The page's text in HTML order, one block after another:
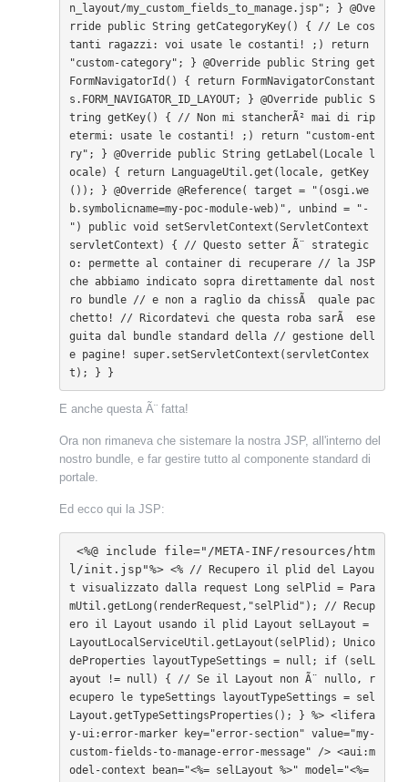
n_layout/my_custom_fields_to_manage.jsp"; } @Ove
rride public String getCategoryKey() { // Le cos
tanti ragazzi: voi usate le costanti! ;) return
"custom-category"; } @Override public String get
FormNavigatorId() { return FormNavigatorConstant
s.FORM_NAVIGATOR_ID_LAYOUT; } @Override public S
tring getKey() { // Non mi stancherÃ² mai di rip
etermi: usate le costanti! ;) return "custom-ent
ry"; } @Override public String getLabel(Locale l
ocale) { return LanguageUtil.get(locale, getKey
()); } @Override @Reference( target = "(osgi.we
b.symbolicname=my-poc-module-web)", unbind = "-
") public void setServletContext(ServletContext
servletContext) { // Questo setter Ã¨ strategic
o: permette al container di recuperare // la JSP
che abbiamo indicato sopra direttamente dal nost
ro bundle // e non a raglio da chissÃ  quale pac
chetto! // Ricordatevi che questa roba sarÃ  ese
guita dal bundle standard della // gestione dell
e pagine! super.setServletContext(servletContex
t); } }
E anche questa Ã¨ fatta!
Ora non rimaneva che sistemare la nostra JSP, all'interno del
nostro bundle, e far gestire tutto al componente standard di
portale.
Ed ecco qui la JSP:
l/init.jsp"%> <% // Recupero il plid del Layou
t visualizzato dalla request Long selPlid = Para
mUtil.getLong(renderRequest,"selPlid"); // Recup
ero il Layout usando il plid Layout selLayout =
LayoutLocalServiceUtil.getLayout(selPlid); Unico
deProperties layoutTypeSettings = null; if (selL
ayout != null) { // Se il Layout non Ã¨ nullo, r
ecupero le typeSettings layoutTypeSettings = sel
Layout.getTypeSettingsProperties(); } %> <lifera
y-ui:error-marker key="error-section" value="my-
custom-fields-to-manage-error-message" /> <aui:m
odel-context bean="<%= selLayout %>" model="<%=